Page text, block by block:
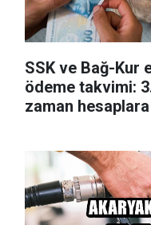
SSK ve Bağ-Kur
ödeme takvimi:
zaman